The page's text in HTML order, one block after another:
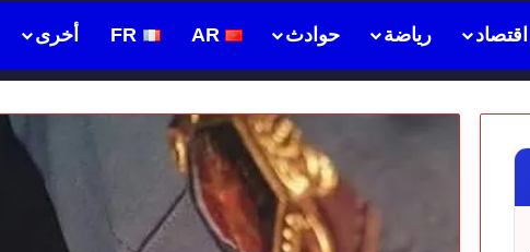
اقتصاد رياضة حوادث AR
FR أخرى